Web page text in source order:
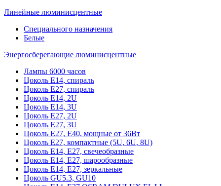
Линейные люминисцентные
Специального назначения
Белые
Энергосберегающие люминисцентные
Лампы 6000 часов
Цоколь Е14, спираль
Цоколь Е27, спираль
Цоколь Е14, 2U
Цоколь Е14, 3U
Цоколь Е27, 2U
Цоколь Е27, 3U
Цоколь Е27, Е40, мощные от 36Вт
Цоколь Е27, компактные (5U, 6U, 8U)
Цоколь Е14, Е27, свечеобразные
Цоколь Е14, Е27, шарообразные
Цоколь Е14, Е27, зеркальные
Цоколь GU5.3, GU10